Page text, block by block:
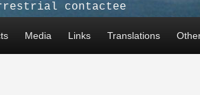
contactee
Media Links Translations